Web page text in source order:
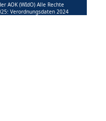
AOK (WIdO) Alle Rechte
Verordnungsdaten 2024